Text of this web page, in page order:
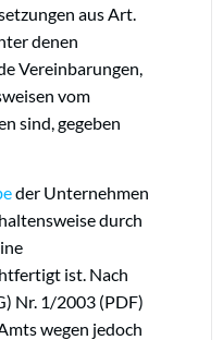
aus Art.
denen
Vereinbarungen,
vom
sind, gegeben
der Unternehmen
durch
ist. Nach
Nr. 1/2003 (PDF)
wegen jedoch